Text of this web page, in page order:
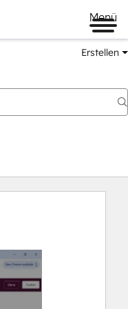
Menü
Erstellen